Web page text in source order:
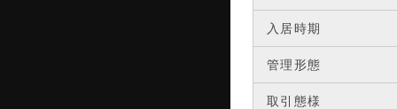
入居時期
管理形態
取引態様